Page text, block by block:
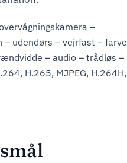
–
udendørs – vejrfast – farve
– audio – trådløs –
H.265, MJPEG, H.264H,